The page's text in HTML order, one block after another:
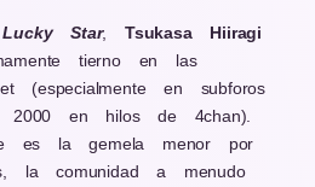
Lucky Star,Tsukasa Hiiragi
tierno en las
(especialmente en subforos
en hilos de 4chan).
es la gemela menor por
la comunidad a menudo